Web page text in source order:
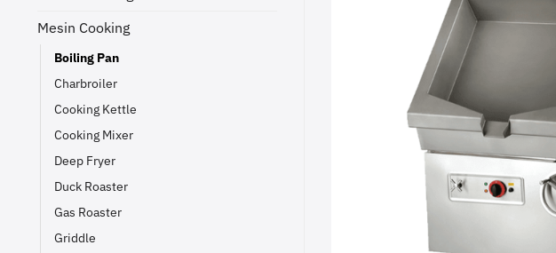
Mesin Cooking
Boiling Pan
Charbroiler
Cooking Kettle
Cooking Mixer
Deep Fryer
Duck Roaster
Gas Roaster
Griddle